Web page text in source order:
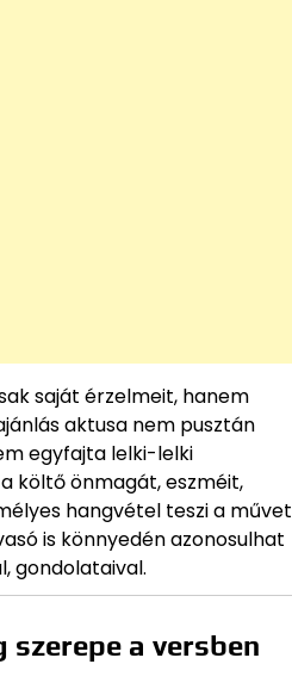
saját érzelmeit, hanem
aktusa nem pusztán
egyfajta lelki-lelki
költő önmagát, eszméit,
hangvétel teszi a művet
is könnyedén azonosulhat
gondolataival.
a versben